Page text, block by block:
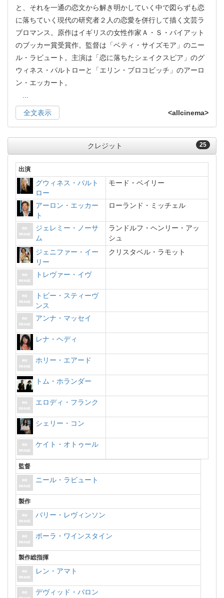
と、それを一通の恋文から解き明かしていく中で図らずも恋
に落ちていく現代の研究者２人の恋愛を併行して描く文芸ラ
ブロマンス。原作はイギリスの女性作家Ａ・Ｓ・バイアット
のブッカー賞受賞作。監督は「ベティ・サイズモア」のニー
ル・ラビュート。主演は「恋に落ちたシェイクスピア」のグ
ウィネス・パルトローと「エリン・ブロコビッチ」のアーロ
ン・エッカート。
全文表示 <allcinema>
25
クレジット
出演
グウィネス・パルト
ロー
モード・ベイリー
アーロン・エッカー
ト
ローランド・ミッチェル
ジェレミー・ノーサ
ム
ランドルフ・ヘンリー・アッ
シュ
ジェニファー・イー
リー
クリスタベル・ラモット
トレヴァー・イヴ
トビー・スティーヴ
ンス
アンナ・マッセイ
レナ・ヘディ
ホリー・エアード
トム・ホランダー
エロディ・フランク
シェリー・コン
ケイト・オトゥール
監督
ニール・ラビュート
製作
バリー・レヴィンソン
ポーラ・ワインスタイン
製作総指揮
レン・アマト
デヴィッド・バロン